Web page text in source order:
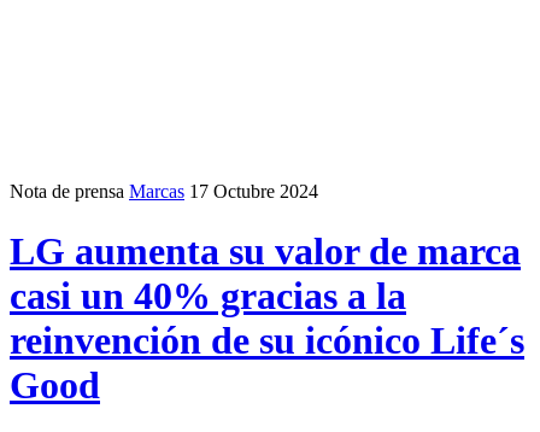
Nota de prensa Marcas 17 Octubre 2024
LG aumenta su valor de marca
casi un 40% gracias a la
reinvención de su icónico Life´s
Good